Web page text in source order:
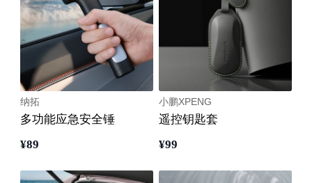
纳拓
多功能应急安全锤
¥89
小鹏XPENG
遥控钥匙套
¥99